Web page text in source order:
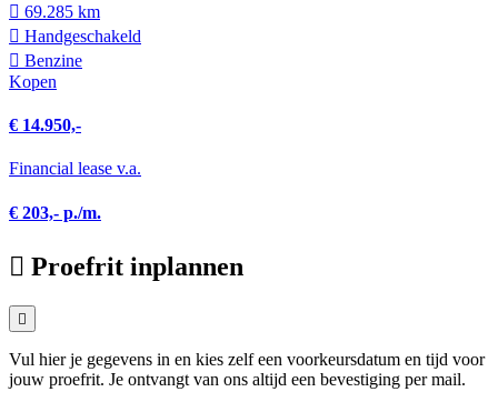
69.285 km
Hand­geschakeld
Benzine
Kopen
€ 14.950,-
Financial lease v.a.
€ 203,- p./m.
Proefrit inplannen
Vul hier je gegevens in en kies zelf een voorkeursdatum en tijd voor
jouw proefrit. Je ontvangt van ons altijd een bevestiging per mail.